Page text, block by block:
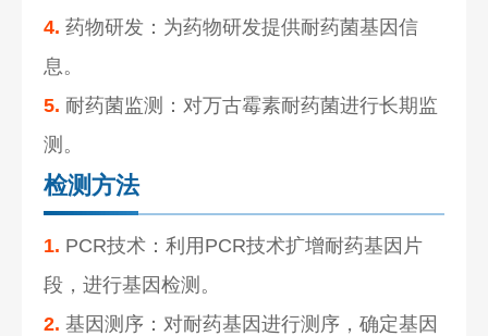
4. 药物研发：为药物研发提供耐药菌基因信
息。
5. 耐药菌监测：对万古霉素耐药菌进行长期监
测。
检测方法
1. PCR技术：利用PCR技术扩增耐药基因片
段，进行基因检测。
2. 基因测序：对耐药基因进行测序，确定基因